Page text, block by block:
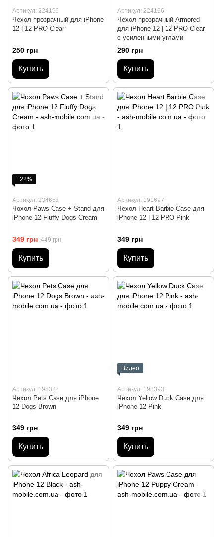
Артикул: 224196
Чехол прозрачный для iPhone
12 | 12 PRO Clear
250 грн
Купить
Артикул: 224166
Чехол прозрачный Armored
для iPhone 12 | 12 PRO Clear
с усиленными углами
290 грн
Купить
−22%
Артикул: 234658
Чохол Paws Case + Stand для
iPhone 12 Fluffy Dogs Cream
349 грн 449 грн
Купить
Артикул: 191697
Чехол Heart Barbie Case для
iPhone 12 | 12 PRO Pink
349 грн
Купить
Артикул: 198322
Чехол Pets Case для iPhone
12 Dogs Brown
349 грн
Купить
Видео
Артикул: 198393
Чехол Yellow Duck Case для
iPhone 12 Pink
349 грн
Купить